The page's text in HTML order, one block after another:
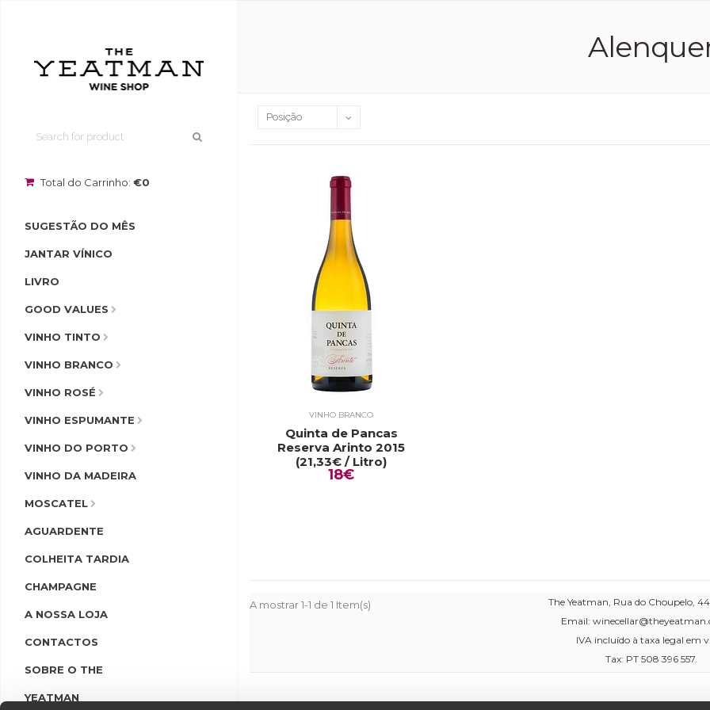
Total do Carrinho: €0
SUGESTÃO DO MÊS
JANTAR VÍNICO
LIVRO
GOOD VALUES
VINHO TINTO
VINHO BRANCO
VINHO ROSÉ
VINHO ESPUMANTE
VINHO DO PORTO
VINHO DA MADEIRA
MOSCATEL
AGUARDENTE
COLHEITA TARDIA
CHAMPAGNE
A NOSSA LOJA
CONTACTOS
SOBRE O THE
YEATMAN
VINHO BRANCO
Quinta de Pancas
Reserva Arinto 2015
(21,33€ / Litro)
18€
A mostrar 1-1 de 1 Item(s)
The Yeatman, Rua do Choupelo,
Email:
IVA incluído à taxa legal em
Tax: PT 508 396 557.